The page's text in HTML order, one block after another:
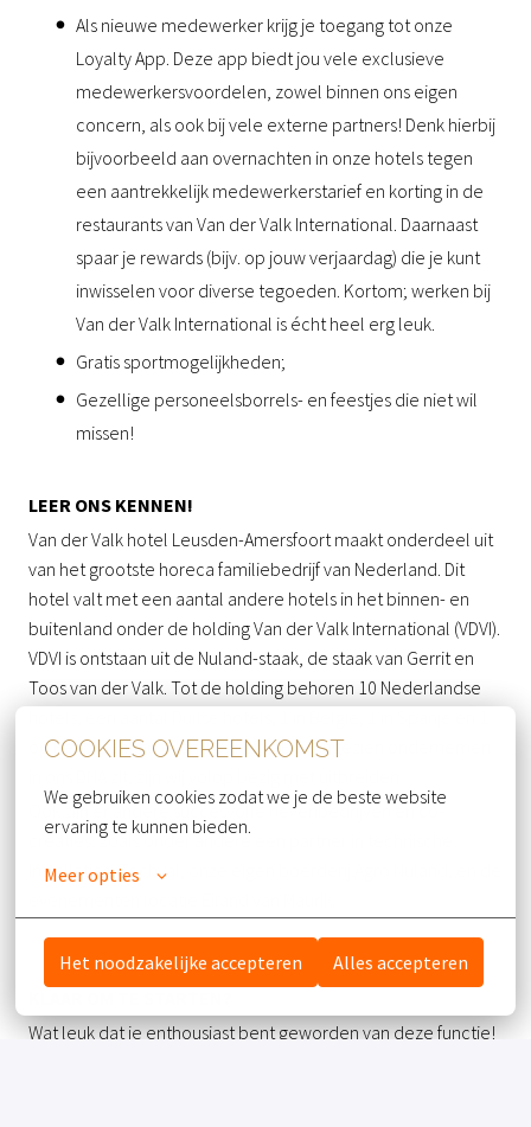
COOKIES OVEREENKOMST
We gebruiken cookies zodat we je de beste website
ervaring te kunnen bieden.
Meer opties
Het noodzakelijke accepteren Alles accepteren
Als nieuwe medewerker krijg je toegang tot onze
Loyalty App. Deze app biedt jou vele exclusieve
medewerkersvoordelen, zowel binnen ons eigen
concern, als ook bij vele externe partners! Denk hierbij
bijvoorbeeld aan overnachten in onze hotels tegen
een aantrekkelijk medewerkerstarief en korting in de
restaurants van Van der Valk International. Daarnaast
spaar je rewards (bijv. op jouw verjaardag) die je kunt
inwisselen voor diverse tegoeden. Kortom; werken bij
Van der Valk International is écht heel erg leuk.
Gratis sportmogelijkheden;
Gezellige personeelsborrels- en feestjes die niet wil
missen!
LEER ONS KENNEN!
Van der Valk hotel Leusden-Amersfoort maakt onderdeel uit
van het grootste horeca familiebedrijf van Nederland. Dit
hotel valt met een aantal andere hotels in het binnen- en
buitenland onder de holding Van der Valk International (VDVI).
VDVI is ontstaan uit de Nuland-staak, de staak van Gerrit en
Toos van der Valk. Tot de holding behoren 10 Nederlandse
op het prachtige eiland Bonaire. En aangezien ondernemen
Ook zijn er andere succesvolle nevenbedrijven en co-
creaties, zoals onder andere een partner in technische
installaties; Techval, onze eigen boerderij Agro Nuland, en de
Wat leuk dat je enthousiast bent geworden van deze functie!